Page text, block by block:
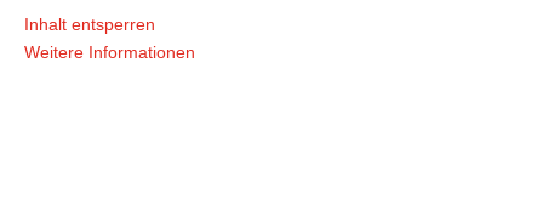
Inhalt entsperren
Weitere Informationen